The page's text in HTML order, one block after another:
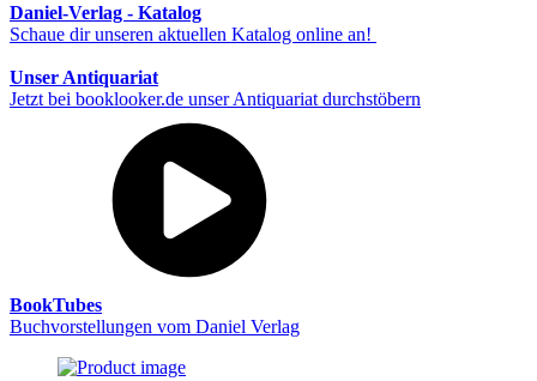
Daniel-Verlag - Katalog
Schaue dir unseren aktuellen Katalog online an!
Unser Antiquariat
Jetzt bei booklooker.de unser Antiquariat durchstöbern
BookTubes
Buchvorstellungen vom Daniel Verlag